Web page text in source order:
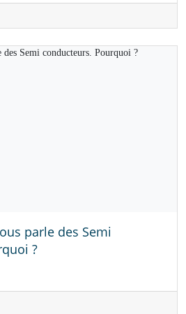
parle des Semi
?